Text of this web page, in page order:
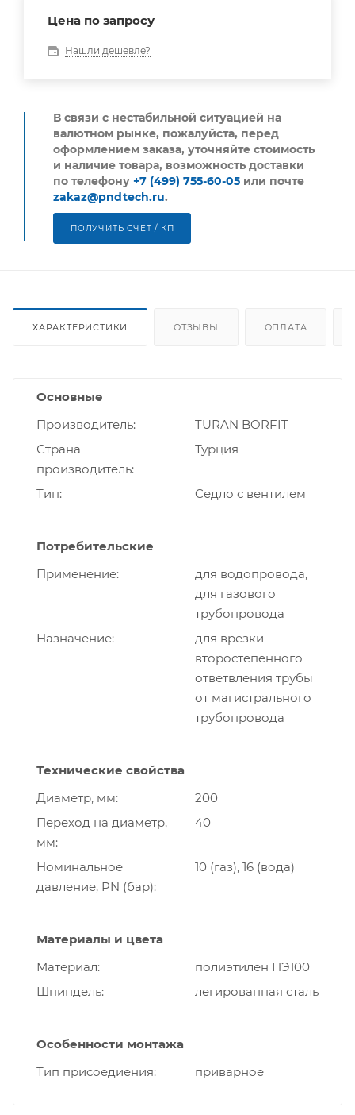
Цена по запросу
Нашли дешевле?
В связи с нестабильной ситуацией на
валютном рынке, пожалуйста, перед
оформлением заказа, уточняйте стоимость
и наличие товара, возможность доставки
по телефону +7 (499) 755-60-05 или почте
zakaz@pndtech.ru.
ПОЛУЧИТЬ СЧЕТ / КП
ХАРАКТЕРИСТИКИ ОТЗЫВЫ ОПЛАТА
Основные
Производитель
TURAN BORFIT
Страна
производитель
Турция
Тип Cедло с вентилем
Потребительские
Применение
для водопровода,
для газового
трубопровода
Назначение
для врезки
второстепенного
ответвления трубы
от магистрального
трубопровода
Технические свойства
Диаметр, мм
200
Переход на диаметр,
мм
40
Номинальное
давление, PN (бар)
10 (газ), 16 (вода)
Материалы и цвета
Материал
полиэтилен ПЭ100
Шпиндель
легированная сталь
Особенности монтажа
Тип присоедиения
приварное